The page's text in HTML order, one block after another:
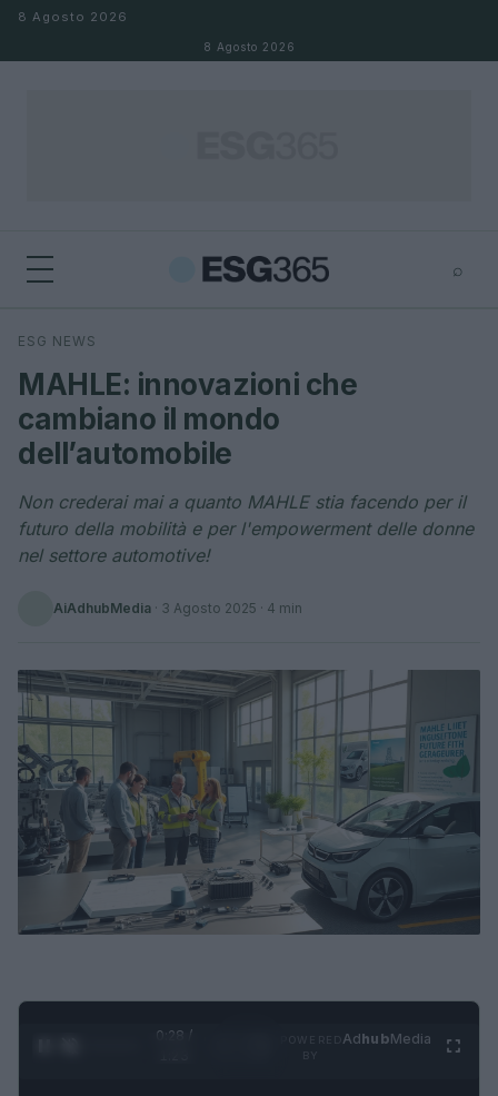
Salta al contenuto
8 Agosto 2026
8 Agosto 2026
⌕
Cerca
ESG NEWS
MAHLE: innovazioni che
cambiano il mondo
dell’automobile
Non crederai mai a quanto MAHLE stia facendo per il
futuro della mobilità e per l'empowerment delle donne
nel settore automotive!
AiAdhubMedia · 3 Agosto 2025 · 4 min
0:29 /
AdhubMedia